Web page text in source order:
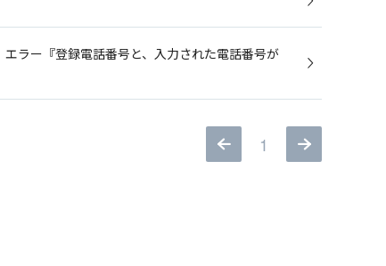
ラー『登録電話番号と、入力された電話番号が
1